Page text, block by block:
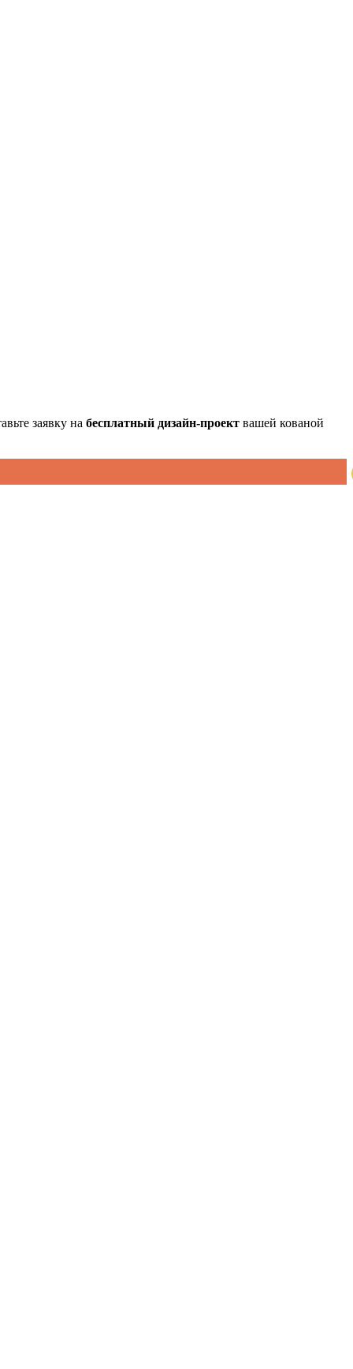
заявку на бесплатный дизайн-проект вашей кованой